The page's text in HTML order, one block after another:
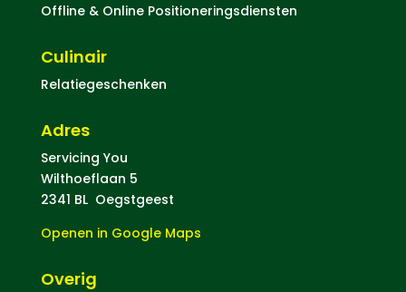
Offline & Online Positioneringsdiensten
Culinair
Relatiegeschenken
Adres
Servicing You
Wilthoeflaan 5
2341 BL Oegstgeest
Openen in Google Maps
Overig